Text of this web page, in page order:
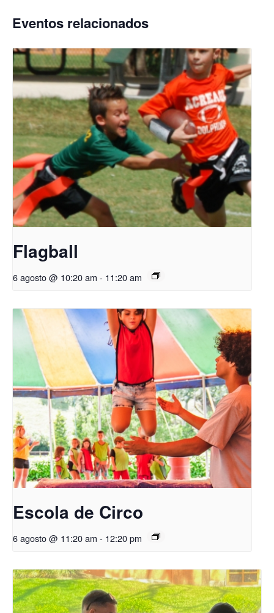
Eventos relacionados
Flagball
6 agosto @ 10:20 am - 11:20 am
Escola de Circo
6 agosto @ 11:20 am - 12:20 pm